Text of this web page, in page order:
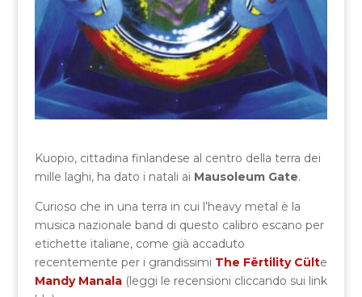
Kuopio, cittadina finlandese al centro della terra dei
mille laghi, ha dato i natali ai Mausoleum Gate.
Curioso che in una terra in cui l’heavy metal è la
musica nazionale band di questo calibro escano per
etichette italiane, come già accaduto
recentemente per i grandissimi The Fërtility Cülte
Mandy Manala(leggi le recensioni cliccando sui link